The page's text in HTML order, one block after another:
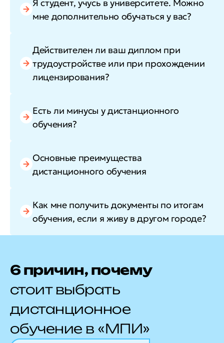
Я студент, учусь в университете. Можно
мне дополнительно обучаться у вас?
Действителен ли ваш диплом при
трудоустройстве или при прохождении
лицензирования?
Есть ли минусы у дистанционного
обучения?
Основные преимущества
дистанционного обучения
Как мне получить документы по итогам
обучения, если я живу в другом городе?
6 причин, почему
стоит выбрать
дистанционное
обучение в «МПИ»